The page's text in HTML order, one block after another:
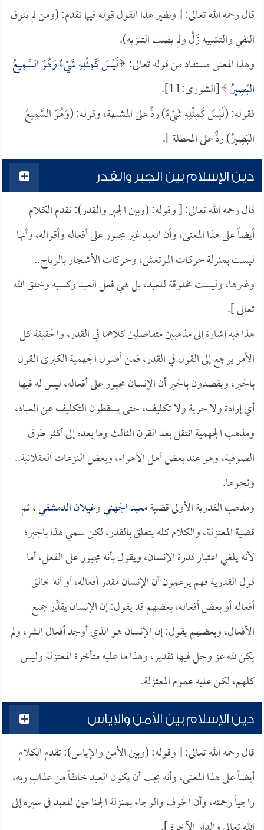
قال رحمه الله تعالى: [ ونظير هذا القول قوله فيما تقدم: (ومن لم يتوق
النفي والتشبيه زَلَّ ولم يصب التنزيه).
وهذا المعنى مستفاد من قوله تعالى: لَيْسَ كَمِثْلِهِ شَيْءٌ وَهُوَ السَّمِيعُ
البَصِيرُ [الشورى:11].
فقوله: (لَيْسَ كَمِثْلِهِ شَيْءٌ) ردٌّ على المشبهة، وقوله: (وَهُوَ السَّمِيعُ
البَصِيرُ) ردٌّ على المعطلة ].
دين الإسلام بين الجبر والقدر
قال رحمه الله تعالى: [ وقوله: (وبين الجبر والقدر): تقدم الكلام
أيضاً على هذا المعنى، وأن العبد غير مجبور على أفعاله وأقواله، وأنها
ليست بمنزلة حركات المرتعش، وحركات الأشجار بالرياح..
وغيرها، وليست مخلوقة للعبد، بل هي فعل العبد وكسبه وخلق الله
تعالى ].
هذا فيه إشارة إلى مذهبين متفاضلين كلاهما في القدر، والحقيقة كل
الأمر يرجع إلى القول في القدر، فمن أصول الجهمية الكبرى القول
بالجبر، ويقصدون بالجبر أن الإنسان مجبور على أفعاله، ليس له فيها
أي إرادة ولا حرية ولا تكليف، حتى يسقطون التكليف عن العباد،
ومذهب الجهمية انتقل بعد القرن الثالث وما بعده إلى أكثر طرق
الصوفية، وهو عند بعض أهل الأهواء، وبعض النزعات العقلانية..
ونحوها.
ومذهب القدرية الأولى قضيةمعبد الجهنيوغيلان الدمشقي، ثم
قضية المعتزلة، والكلام كله يتعلق بالقدر، لكن سمي هذا بالجبر؛
لأنه يلغي اعتبار قدرة الإنسان، ويقول بأنه مجبور على الفعل، أما
قول القدرية فهم يزعمون أن الإنسان مقدر أفعاله، أو أنه خالق
أفعاله أو بعض أفعاله، بعضهم قد يقول: إن الإنسان يقدِّر جميع
الأفعال، وبعضهم يقول: إن الإنسان هو الذي أوجد أفعال الشر، ولم
يكن لله عز وجل فيها تقدير، وهذا ما عليه متأخرة المعتزلة وليس
كلهم، لكن عليه عموم المعتزلة.
دين الإسلام بين الأمن والإياس
قال رحمه الله تعالى: [ وقوله: (وبين الأمن والإياس): تقدم الكلام
أيضاً على هذا المعنى، وأنه يجب أن يكون العبد خائفاً من عذاب ربه،
راجياً رحمته، وأن الخوف والرجاء بمنزلة الجناحين للعبد في سيره إلى